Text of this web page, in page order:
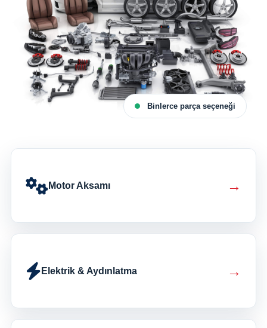
Binlerce parça seçeneği
Motor Aksamı →
Elektrik & Aydınlatma →